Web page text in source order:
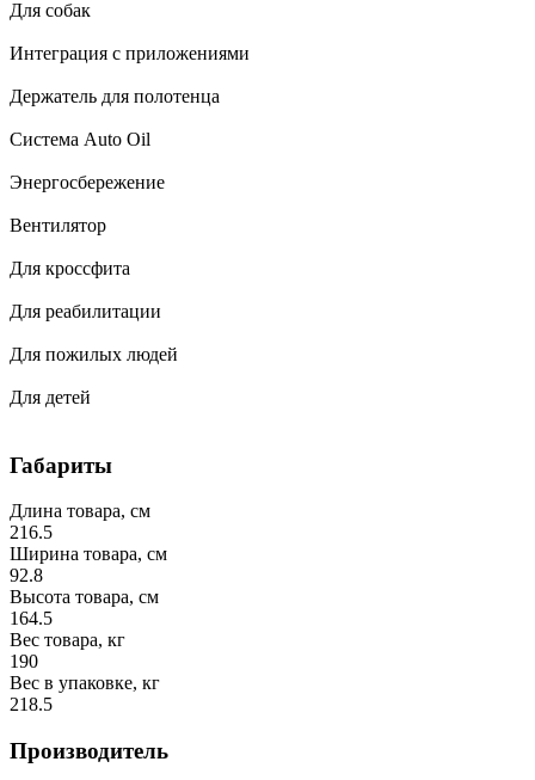
Для собак
Интеграция с приложениями
Держатель для полотенца
Система Auto Oil
Энергосбережение
Вентилятор
Для кроссфита
Для реабилитации
Для пожилых людей
Для детей
Габариты
Длина товара, см
216.5
Ширина товара, см
92.8
Высота товара, см
164.5
Вес товара, кг
190
Вес в упаковке, кг
218.5
Производитель